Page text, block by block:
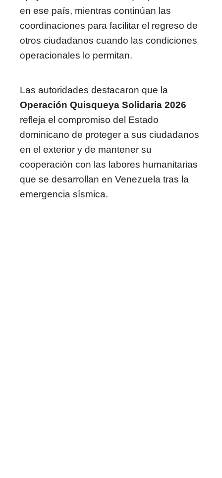
en ese país, mientras continúan las
coordinaciones para facilitar el regreso de
otros ciudadanos cuando las condiciones
operacionales lo permitan.
Las autoridades destacaron que la
Operación Quisqueya Solidaria 2026
refleja el compromiso del Estado
dominicano de proteger a sus ciudadanos
en el exterior y de mantener su
cooperación con las labores humanitarias
que se desarrollan en Venezuela tras la
emergencia sísmica.